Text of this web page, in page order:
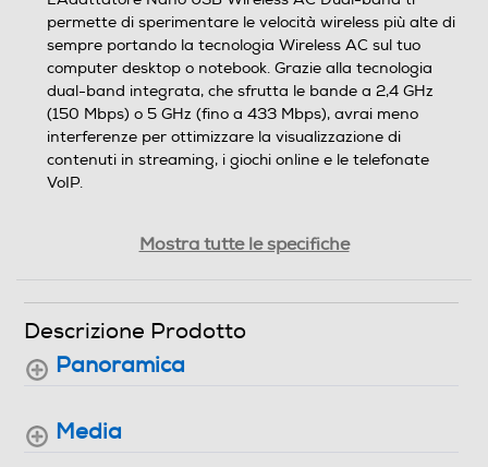
permette di sperimentare le velocità wireless più alte di
sempre portando la tecnologia Wireless AC sul tuo
computer desktop o notebook. Grazie alla tecnologia
dual-band integrata, che sfrutta le bande a 2,4 GHz
(150 Mbps) o 5 GHz (fino a 433 Mbps), avrai meno
interferenze per ottimizzare la visualizzazione di
contenuti in streaming, i giochi online e le telefonate
VoIP.
Wi-Fi Protected Access (WP & WPA) Wi-Fi Protected
Setup - PIN & PBC
Mostra tutte le specifiche
Descrizione Prodotto
Panoramica
Media